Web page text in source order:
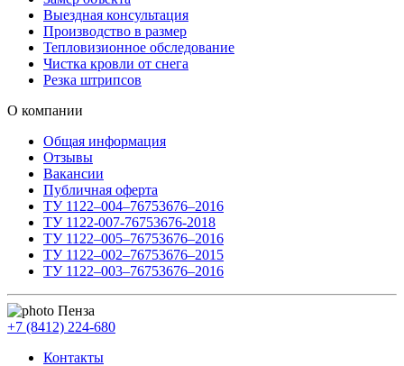
Выездная консультация
Производство в размер
Тепловизионное обследование
Чистка кровли от снега
Резка штрипсов
О компании
Общая информация
Отзывы
Вакансии
Публичная оферта
ТУ 1122–004–76753676–2016
ТУ 1122-007-76753676-2018
ТУ 1122–005–76753676–2016
ТУ 1122–002–76753676–2015
ТУ 1122–003–76753676–2016
Пенза
+7 (8412) 224-680
Контакты